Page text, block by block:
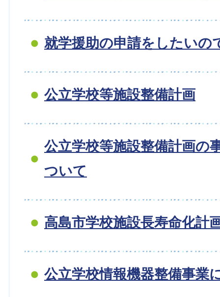
就学援助の申請をしたいの
公立学校等施設整備計画
公立学校等施設整備計画の
ついて
高島市学校施設長寿命化計
公立学校情報機器整備事業